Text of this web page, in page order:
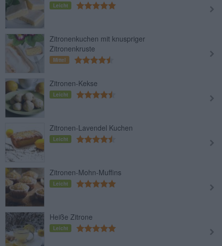
Leicht
Zitronenkuchen mit knuspriger
Zitronenkruste
Mittel
Zitronen-Kekse
Leicht
Zitronen-Lavendel Kuchen
Leicht
Zitronen-Mohn-Muffins
Leicht
Heiße Zitrone
Leicht